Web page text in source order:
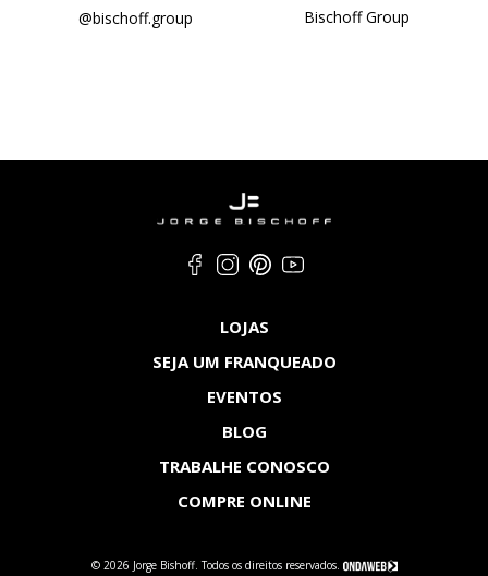
@bischoff.group Bischoff Group
LOJAS
SEJA UM FRANQUEADO
EVENTOS
BLOG
TRABALHE CONOSCO
COMPRE ONLINE
© 2026 Jorge Bishoff. Todos os direitos reservados.